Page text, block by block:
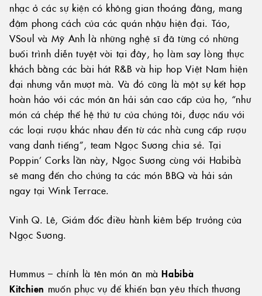
nhạc ở các sự kiện có không gian thoáng đãng, mang
đậm phong cách của các quán nhậu hiện đại. Táo,
VSoul và Mỹ Anh là những nghệ sĩ đã từng có những
buổi trình diễn tuyệt vời tại đây, họ làm say lòng thực
khách bằng các bài hát R&B và hip hop Việt Nam hiện
đại nhưng vẫn mượt mà. Và đó cũng là một sự kết hợp
hoàn hảo với các món ăn hải sản cao cấp của họ, “như
món cá chép thế hệ thứ tư của chúng tôi, được nấu với
các loại rượu khác nhau đến từ các nhà cung cấp rượu
vang danh tiếng”, team Ngọc Sương chia sẻ. Tại
Poppin’ Corks lần này, Ngọc Sương cùng với Habibà
sẽ mang đến cho chúng ta các món BBQ và hải sản
ngay tại Wink Terrace.
Vinh Q. Lê, Giám đốc điều hành kiêm bếp trưởng của
Ngọc Sương.
Hummus – chính là tên món ăn màHabibà
Kitchien muốn phục vụ để khiến bạn yêu thích thương